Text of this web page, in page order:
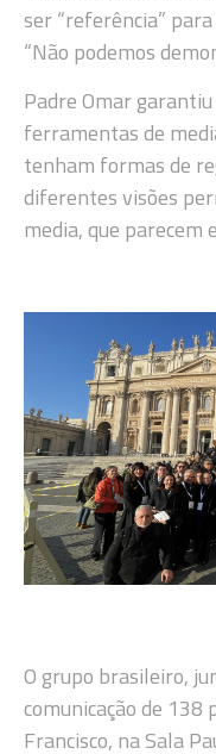
ser “referência”
“Não podemos
Padre Omar
ferramentas de
tenham formas de
diferentes visões
media, que parecem
O grupo brasileiro,
comunicação de 138
Francisco, na Sala